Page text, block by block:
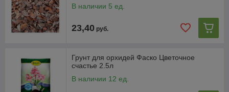
В наличии 5 ед.
23,40 руб.
Грунт для орхидей Фаско Цветочное
счастье 2.5л
В наличии 12 ед.